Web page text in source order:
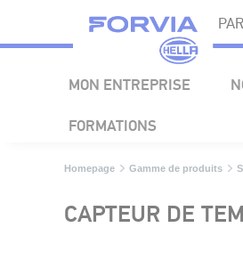
MON ENTREPRISE
FORMATIONS
Homepage Gamme de produits
CAPTEUR DE